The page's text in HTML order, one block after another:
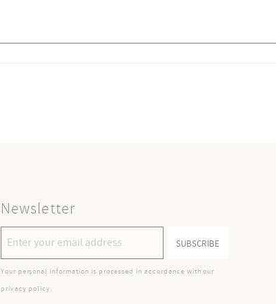
Newsletter
SUBSCRIBE
Your personal information is processed in accordance with our
privacy policy.